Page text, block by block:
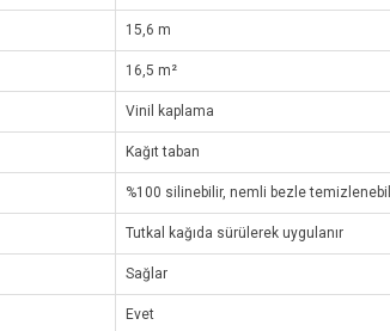
15,6 m
16,5 m²
Vinil kaplama
Kağıt taban
%100 silinebilir, nemli bezle
Tutkal kağıda sürülerek uygulanır
Sağlar
Evet